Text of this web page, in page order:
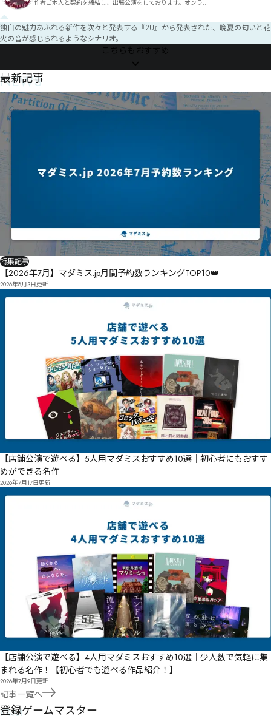
作者ご本人と契約を締結し、出張公演をしております。オンライ
東京（新宿御苑、中野、田町他）であれば、プレイスペースと合
わせてのご案内も可能です。
取り扱いリストに無いタイトルでも対応可能な場合がありますの
マーダーミステリーゲームGMガイド本、『MurderMystery
GameMaster Guide』、通称『MMGMG』を頒布中です。
https://mochaxana.booth.pm/items/1958288
独自の魅力あふれる新作を次々と発表する『2U』から発表された、晩夏の匂いと花
火の音が感じられるようなシナリオ。
こちらもおすすめ
NEWS
最新記事
特集記事
【2026年7月】マダミス.jp月間予約数ランキングTOP10👑
2026年8月3日更新
【店舗公演で遊べる】5人用マダミスおすすめ10選｜初心者にもおすす
めができる名作
2026年7月17日更新
【店舗公演で遊べる】4人用マダミスおすすめ10選｜少人数で気軽に集
まれる名作！【初心者でも遊べる作品紹介！】
2026年7月9日更新
記事一覧へ
登録ゲームマスター